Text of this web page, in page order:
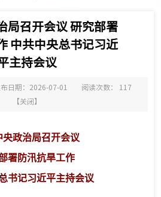
局召开会议 研究部署
中共中央总书记习近
主持会议
日期：2026-07-01 阅读次数： 117
【关闭】
央政治局召开会议
署防汛抗旱工作
书记习近平主持会议